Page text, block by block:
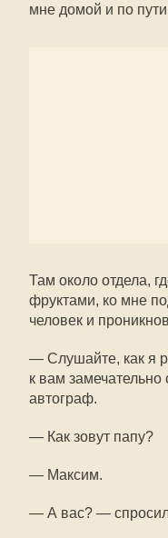
мне домой и по
Там около отдела,
фруктами, ко мне
человек и
— Слушайте, как я
к вам замечательно
автограф.
— Как зовут папу?
— Максим.
— А вас? —